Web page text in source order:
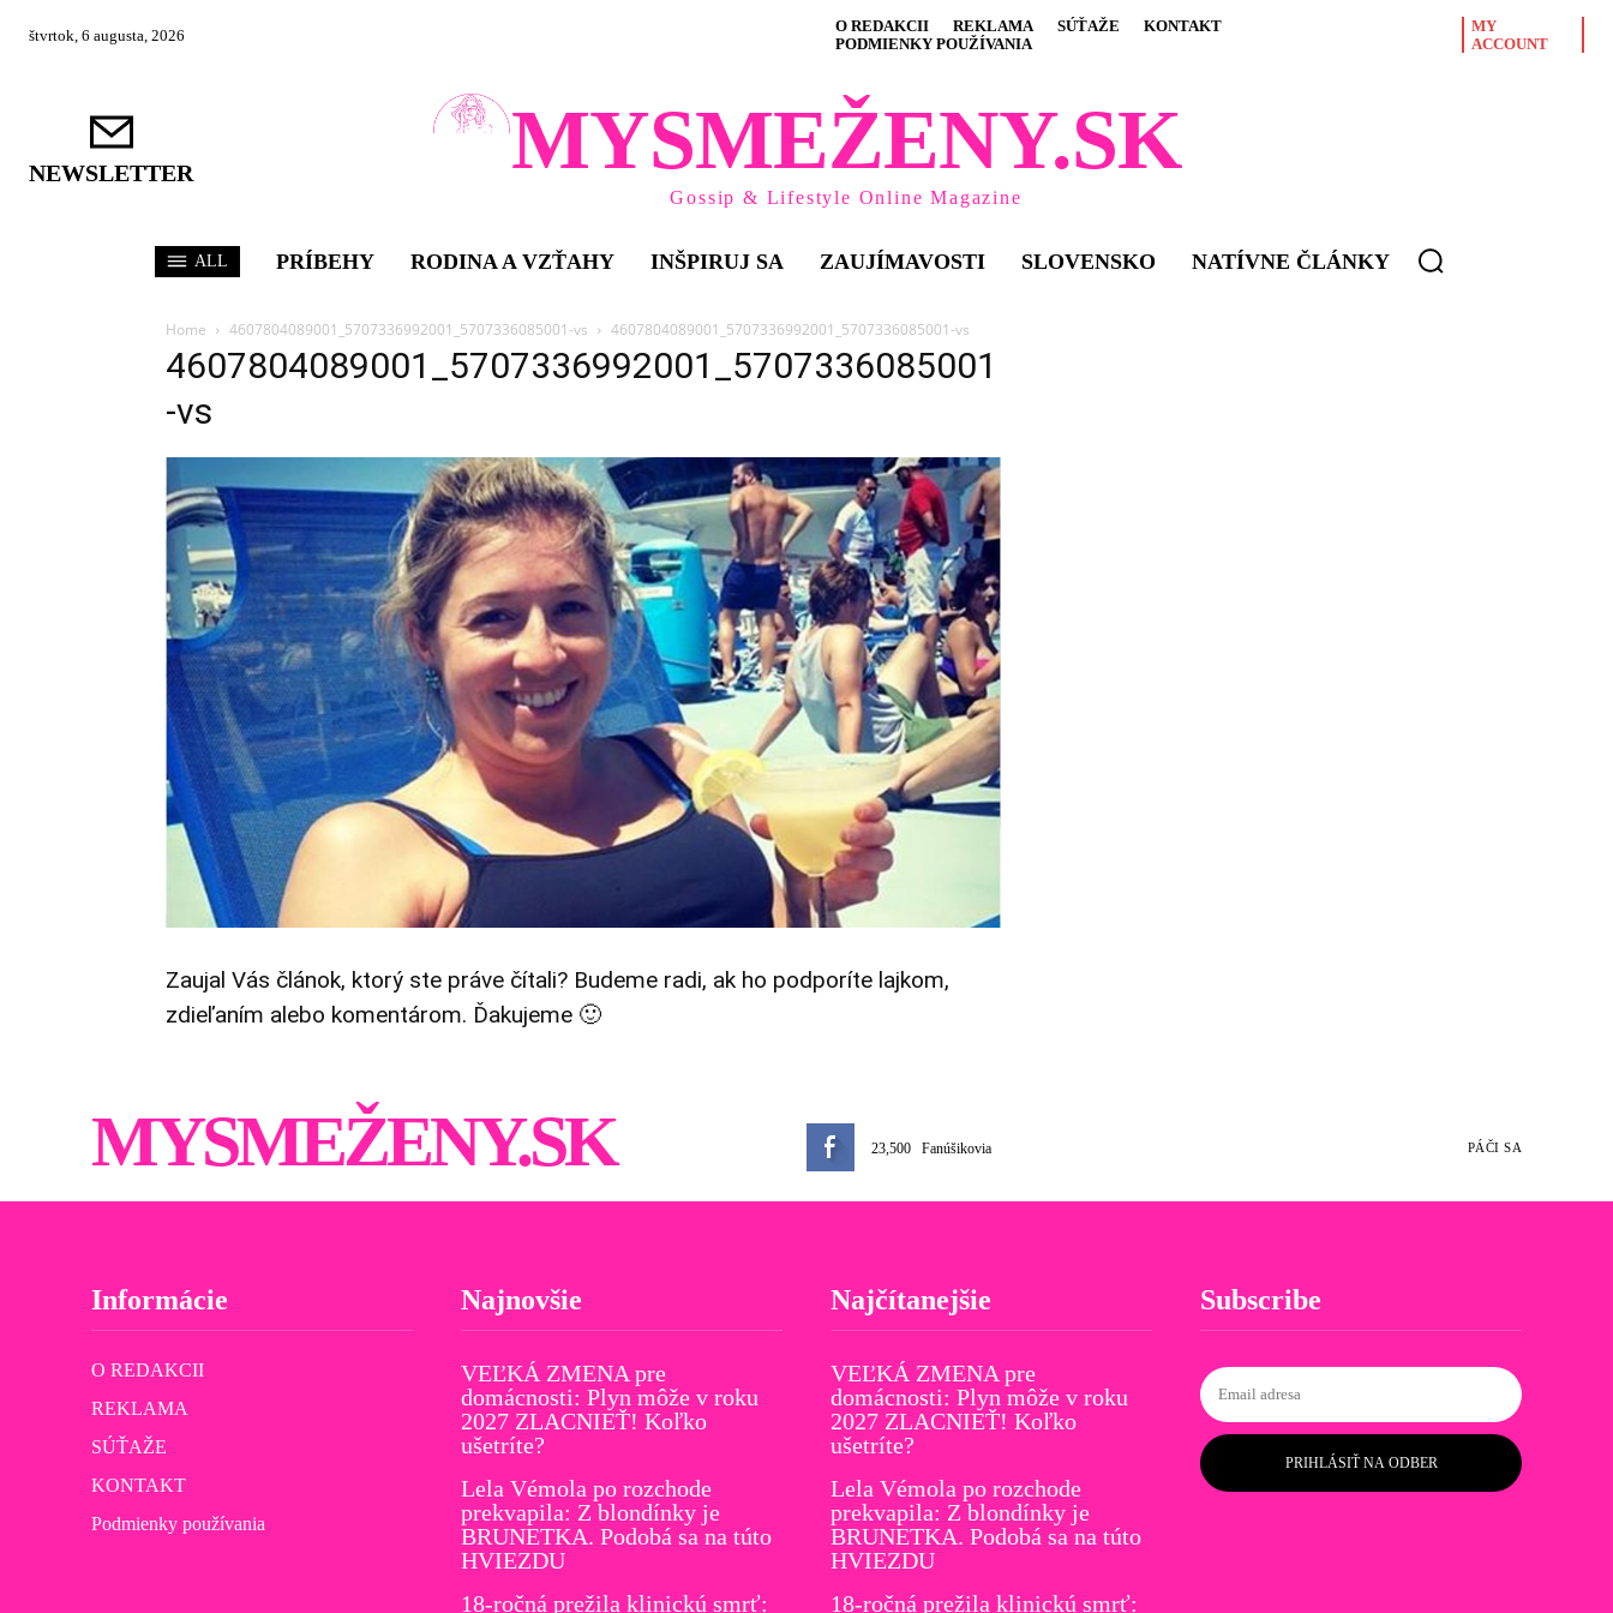
štvrtok, 6 augusta, 2026 O REDAKCII REKLAMA SÚŤAŽE
KONTAKT
PODMIENKY POUŽÍVANIA
MY
ACCOUNT
NEWSLETTER MYSMEŽENY.SK
Gossip & Lifestyle Online Magazine
ALL PRÍBEHY RODINA A VZŤAHY INŠPIRUJ SA ZAUJÍMAVOSTI SLOVENSKO NATÍVNE ČLÁNKY
Home 4607804089001_5707336992001_5707336085001-vs 4607804089001_5707336992001_5707336085001-vs
4607804089001_5707336992001_5707336085001
-vs
Zaujal Vás článok, ktorý ste práve čítali? Budeme radi, ak ho podporíte lajkom,
zdieľaním alebo komentárom. Ďakujeme 🙂
MYSMEŽENY.SK 23,500 Fanúšikovia PÁČI SA
Informácie
O REDAKCII
REKLAMA
SÚŤAŽE
KONTAKT
Podmienky používania
Najnovšie
VEĽKÁ ZMENA pre
domácnosti: Plyn môže v roku
2027 ZLACNIEŤ! Koľko
ušetríte?
Lela Vémola po rozchode
prekvapila: Z blondínky je
BRUNETKA. Podobá sa na túto
HVIEZDU
18-ročná prežila klinickú smrť:
Najčítanejšie
VEĽKÁ ZMENA pre
domácnosti: Plyn môže v roku
2027 ZLACNIEŤ! Koľko
ušetríte?
Lela Vémola po rozchode
prekvapila: Z blondínky je
BRUNETKA. Podobá sa na túto
HVIEZDU
18-ročná prežila klinickú smrť:
Subscribe
PRIHLÁSIŤ NA ODBER